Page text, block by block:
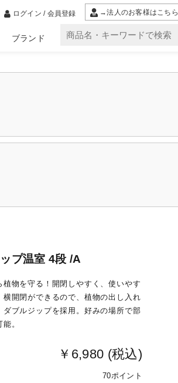
ログイン / 会員登録 →法人のお客様はこちら
ブランド
プ温室 4段 /A
植物を守る！開閉しやすく、使いやす
横開閉ができるので、植物の出し入れ
ダブルジップを採用。好みの場所で部
。
￥6,980 (税込)
70ポイント